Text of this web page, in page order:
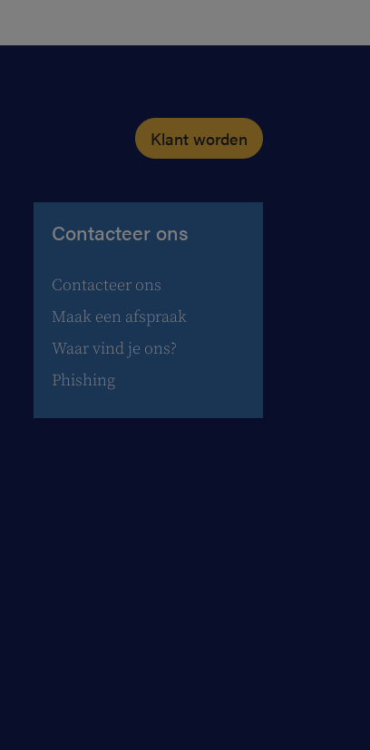
Klant worden
Contacteer ons
Contacteer ons
Maak een afspraak
Waar vind je ons?
Phishing